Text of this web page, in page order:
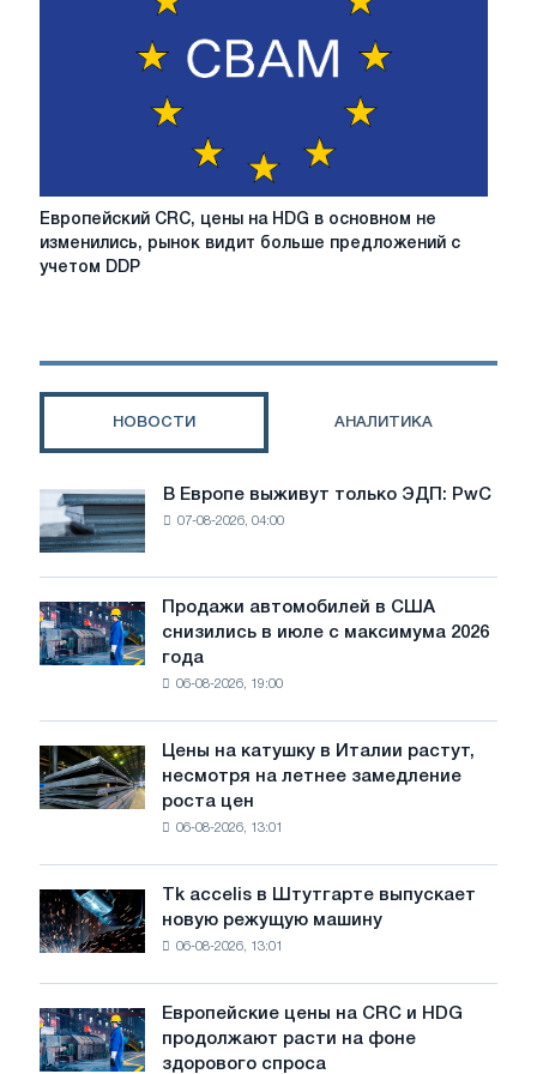
опережающих
Европейский
цены
основном
больше
предложений
с
CBAM
Европейский CRC, цены на HDG в основном не
изменились, рынок видит больше предложений с
учетом DDP
НОВОСТИ АНАЛИТИКА
Европе
выживут
только
ЭДП:
PwC
В Европе выживут только ЭДП: PwC
07-08-2026, 04:00
Продажи
автомобилей
в
июле
с
года
Продажи автомобилей в США
снизились в июле с максимума 2026
года
06-08-2026, 19:00
Цены
на
катушку
несмотря
на
замедление
роста
цен
Цены на катушку в Италии растут,
несмотря на летнее замедление
роста цен
06-08-2026, 13:01
Tk
accelis
в
новую
режущую
Tk accelis в Штутгарте выпускает
новую режущую машину
06-08-2026, 13:01
Европейские
цены
на
Европейские цены на CRC и HDG
продолжают расти на фоне
здорового спроса